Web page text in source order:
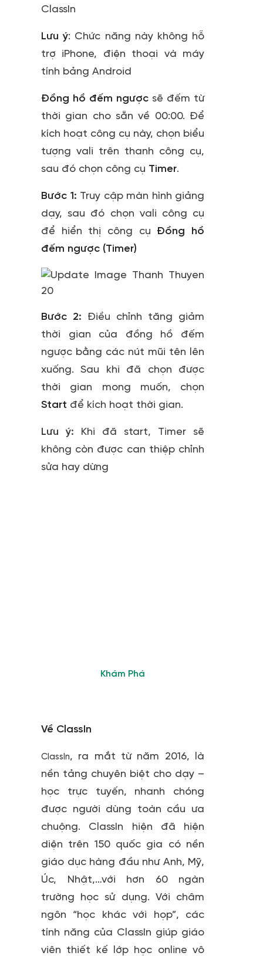
ClassIn
Lưu ý: Chức năng này không hỗ
trợ iPhone, điện thoại và máy
tính bảng Android
Đồng hồ đếm ngược sẽ đếm từ
thời gian cho sẵn về 00:00. Để
kích hoạt công cụ này, chọn biểu
tượng vali trên thanh công cụ,
sau đó chọn công cụ Timer.
Bước 1: Truy cập màn hình giảng
dạy, sau đó chọn vali công cụ
để hiển thị công cụ Đồng hồ
đếm ngược (Timer)
Bước 2: Điều chỉnh tăng giảm
thời gian của đồng hồ đếm
ngược bằng các nút mũi tên lên
xuống. Sau khi đã chọn được
thời gian mong muốn, chọn
Start để kích hoạt thời gian.
Lưu ý: Khi đã start, Timer sẽ
không còn được can thiệp chỉnh
sửa hay dừng
Khám Phá
Về ClassIn
ClassIn, ra mắt từ năm 2016, là
nền tảng chuyên biệt cho dạy –
học trực tuyến, nhanh chóng
được người dùng toàn cầu ưa
chuộng. ClassIn hiện đã hiện
diện trên 150 quốc gia có nền
giáo dục hàng đầu như Anh, Mỹ,
Úc, Nhật,…với hơn 60 ngàn
trường học sử dụng. Với châm
ngôn “học khác với họp”, các
tính năng của ClassIn giúp giáo
viên thiết kế lớp học online vô